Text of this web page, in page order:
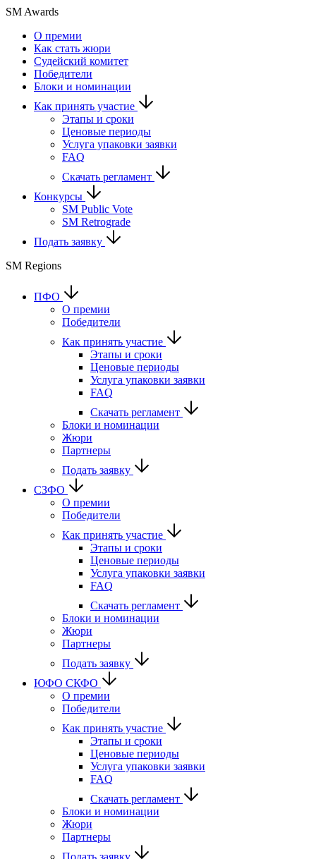
SM Awards
О премии
Как стать жюри
Судейский комитет
Победители
Блоки и номинации
Как принять участие
Этапы и сроки
Ценовые периоды
Услуга упаковки заявки
FAQ
Скачать регламент
Конкурсы
SM Public Vote
SM Retrograde
Подать заявку
SM Regions
ПФО
О премии
Победители
Как принять участие
Этапы и сроки
Ценовые периоды
Услуга упаковки заявки
FAQ
Скачать регламент
Блоки и номинации
Жюри
Партнеры
Подать заявку
СЗФО
О премии
Победители
Как принять участие
Этапы и сроки
Ценовые периоды
Услуга упаковки заявки
FAQ
Скачать регламент
Блоки и номинации
Жюри
Партнеры
Подать заявку
ЮФО СКФО
О премии
Победители
Как принять участие
Этапы и сроки
Ценовые периоды
Услуга упаковки заявки
FAQ
Скачать регламент
Блоки и номинации
Жюри
Партнеры
Подать заявку